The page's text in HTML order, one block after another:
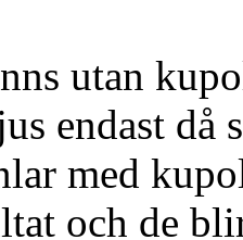
utan
endast då
med
och de